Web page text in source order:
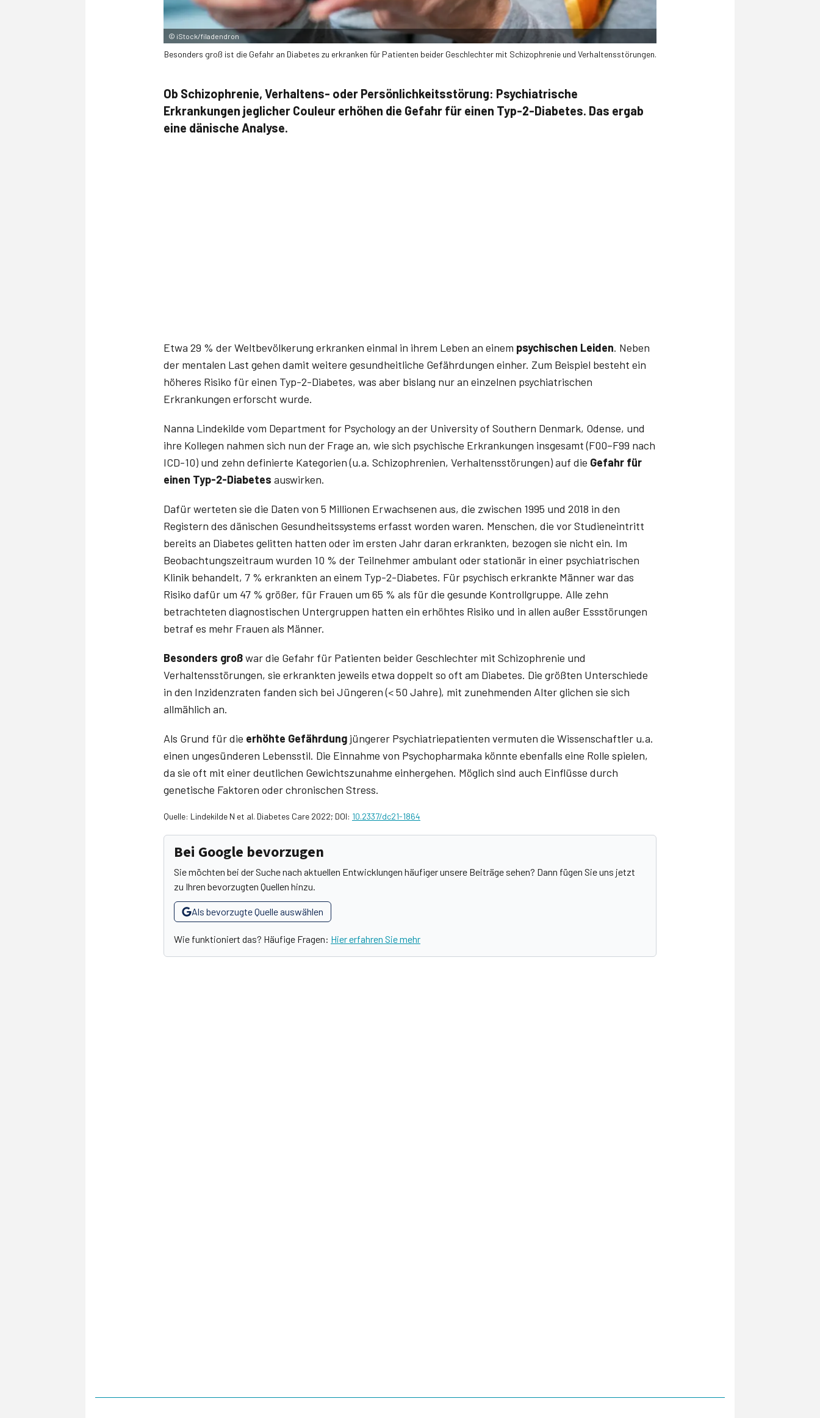
© iStock/filadendron
Besonders groß ist die Gefahr an Diabetes zu erkranken für Patienten beider Geschlechter mit Schizophrenie und Verhaltensstörungen.
Ob Schizophrenie, Verhaltens- oder Persönlichkeitsstörung: Psychiatrische
Erkrankungen jeglicher Couleur erhöhen die Gefahr für einen Typ-2-Diabetes. Das ergab
eine dänische Analyse.
Etwa 29 % der Weltbevölkerung erkranken einmal in ihrem Leben an einem psychischen Leiden. Neben
der mentalen Last gehen damit weitere gesundheitliche Gefährdungen einher. Zum Beispiel besteht ein
höheres Risiko für einen Typ-2-Diabetes, was aber bislang nur an einzelnen psychiatrischen
Erkrankungen erforscht wurde.
Nanna Lindekilde vom Department for Psychology an der University of Southern Denmark, Odense, und
ihre Kollegen nahmen sich nun der Frage an, wie sich psychische Erkrankungen insgesamt (F00–F99 nach
ICD-10) und zehn definierte Kategorien (u.a. Schizophrenien, Verhaltensstörungen) auf die Gefahr für
einen Typ-2-Diabetes auswirken.
Dafür werteten sie die Daten von 5 Millionen Erwachsenen aus, die zwischen 1995 und 2018 in den
Registern des dänischen Gesundheitssystems erfasst worden waren. Menschen, die vor Studieneintritt
bereits an Diabetes gelitten hatten oder im ersten Jahr daran erkrankten, bezogen sie nicht ein. Im
Beobachtungszeitraum wurden 10 % der Teilnehmer ambulant oder stationär in einer psychiatrischen
Klinik behandelt, 7 % erkrankten an einem Typ-2-Diabetes. Für psychisch erkrankte Männer war das
Risiko dafür um 47 % größer, für Frauen um 65 % als für die gesunde Kontrollgruppe. Alle zehn
betrachteten diagnostischen Untergruppen hatten ein erhöhtes Risiko und in allen außer Essstörungen
betraf es mehr Frauen als Männer.
Besonders großwar die Gefahr für Patienten beider Geschlechter mit Schizophrenie und
Verhaltensstörungen, sie erkrankten jeweils etwa doppelt so oft am Diabetes. Die größten Unterschiede
in den Inzidenzraten fanden sich bei Jüngeren (< 50 Jahre), mit zunehmenden Alter glichen sie sich
allmählich an.
Als Grund für die erhöhte Gefährdung jüngerer Psychiatriepatienten vermuten die Wissenschaftler u.a.
einen ungesünderen Lebensstil. Die Einnahme von Psychopharmaka könnte ebenfalls eine Rolle spielen,
da sie oft mit einer deutlichen Gewichtszunahme einhergehen. Möglich sind auch Einflüsse durch
genetische Faktoren oder chronischen Stress.
Quelle: Lindekilde N et al. Diabetes Care 2022; DOI: 10.2337/dc21-1864
Bei Google bevorzugen
Sie möchten bei der Suche nach aktuellen Entwicklungen häufiger unsere Beiträge sehen? Dann fügen Sie uns jetzt
zu Ihren bevorzugten Quellen hinzu.
Als bevorzugte Quelle auswählen
Wie funktioniert das? Häufige Fragen: Hier erfahren Sie mehr